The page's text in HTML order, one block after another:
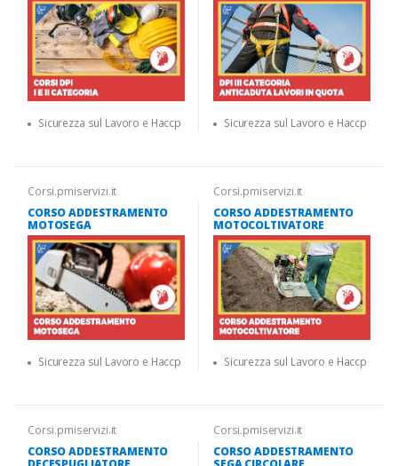
Sicurezza sul Lavoro e Haccp Sicurezza sul Lavoro e Haccp
Corsi.pmiservizi.it
CORSO ADDESTRAMENTO
MOTOSEGA
Sicurezza sul Lavoro e Haccp
Corsi.pmiservizi.it
CORSO ADDESTRAMENTO
MOTOCOLTIVATORE
Sicurezza sul Lavoro e Haccp
Corsi.pmiservizi.it
CORSO ADDESTRAMENTO
Corsi.pmiservizi.it
CORSO ADDESTRAMENTO